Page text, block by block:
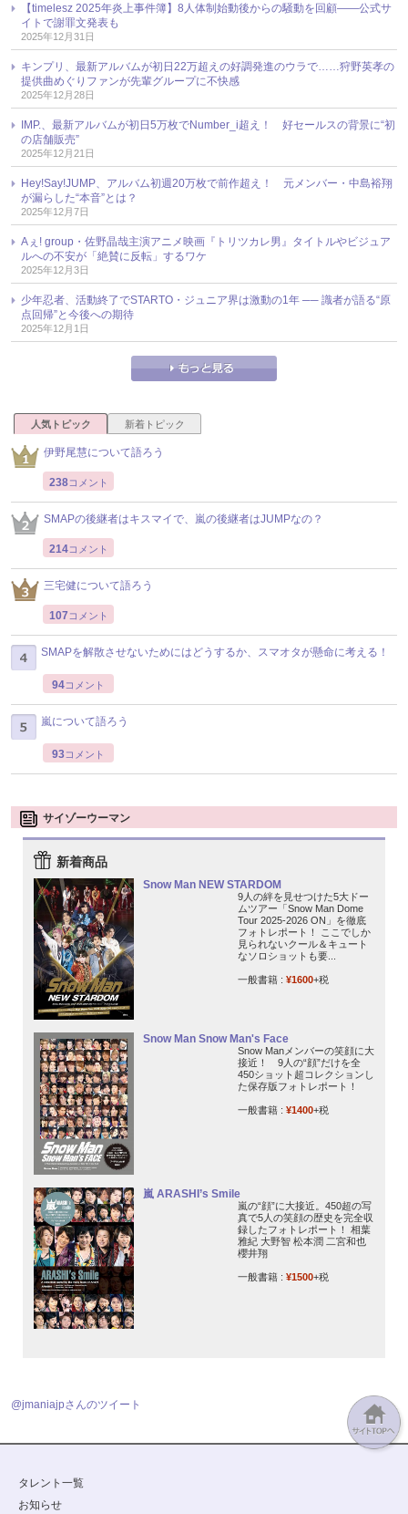
【timelesz 2025年炎上事件簿】8人体制始動後からの騒動を回顧――公式サ
イトで謝罪文発表も
2025年12月31日
キンプリ、最新アルバムが初日22万超えの好調発進のウラで……狩野英孝の
提供曲めぐりファンが先輩グループに不快感
2025年12月28日
IMP.、最新アルバムが初日5万枚でNumber_i超え！ 好セールスの背景に“初
の店舗販売”
2025年12月21日
Hey!Say!JUMP、アルバム初週20万枚で前作超え！ 元メンバー・中島裕翔
が漏らした“本音”とは？
2025年12月7日
Aぇ! group・佐野晶哉主演アニメ映画『トリツカレ男』タイトルやビジュア
ルへの不安が「絶賛に反転」するワケ
2025年12月3日
少年忍者、活動終了でSTARTO・ジュニア界は激動の1年 ── 識者が語る“原
点回帰”と今後への期待
2025年12月1日
人気トピック 新着トピック
伊野尾慧について語ろう
238コメント
SMAPの後継者はキスマイで、嵐の後継者はJUMPなの？
214コメント
三宅健について語ろう
107 コメント
SMAPを解散させないためにはどうするか、スマオタが懸命に考える！
94コメント
嵐について語ろう
93コメント
サイゾーウーマン
新着商品
Snow Man NEW STARDOM
9人の絆を見せつけた5大ドー
ムツアー「Snow Man Dome
Tour 2025-2026 ON」を徹底
フォトレポート！ ここでしか
見られないクール＆キュート
なソロショットも要...
一般書籍 : ¥1600+税
Snow Man Snow Man's Face
Snow Manメンバーの笑顔に大
接近！ 9人の“顔”だけを全
450ショット超コレクションし
た保存版フォトレポート！
一般書籍 : ¥1400+税
嵐 ARASHI’s Smile
嵐の“顔”に大接近。450超の写
真で5人の笑顔の歴史を完全収
録したフォトレポート！ 相葉
雅紀 大野智 松本潤 二宮和也
櫻井翔
一般書籍 : ¥1500+税
@jmaniajpさんのツイート
タレント一覧
お知らせ